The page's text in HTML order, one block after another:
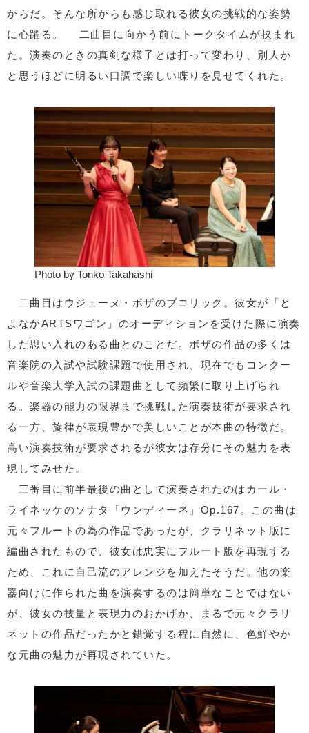
からだ。そんな所からも感じ取れる彼女の挑戦的な姿勢
に心躍る。 二曲目に向かう前にトークタイムが挟まれ
た。演奏のときの真剣な様子とは打って変わり、別人か
と思うほどに明るい口調で楽しい喋りを見せてくれた。
Photo by Tonko Takahashi
二曲目はウジェーヌ・ボザのブコリック。彼女が「と
よなかARTSワゴン」のオーディションを受けた際に演奏
した思い入れのある曲とのことだ。ボザの作品の多くは
音楽院の入試や試験課題で使用され、現在でもコンクー
ルや音楽大学入試の課題曲として頻繁に取り上げられ
る。楽器の能力の限界まで挑戦した演奏技術が要求され
る一方、旋律が表現豊かで美しいことが本曲の特徴だ。
高い演奏技術が要求されるが彼女は存分にその魅力を表
現してみせた。
三番目に前半最後の曲として演奏されたのはカール・
ライネッケのソナタ「ウンディーネ」Op.167。この曲は
元々フルートの為の作品であったが、クラリネット版に
編曲されたもので、彼女は忠実にフルート版を再現する
ため、これに自己流のアレンジを加えたそうだ。他の楽
器向けに作られた曲を演奏するのは簡単なことではない
が、彼女の技量と表現力のおかげか、まるで元々クラリ
ネットの作品だったかと錯覚する程に自然に、色鮮やか
な元曲の魅力が再現されていた。